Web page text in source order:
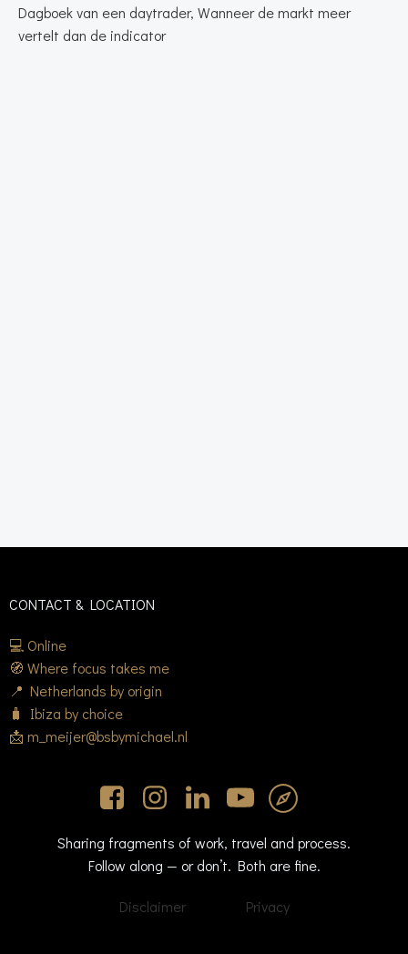
Dagboek van een daytrader, Wanneer de markt meer
vertelt dan de indicator
CONTACT & LOCATION
💻 Online
🧭 Where focus takes me
📍 Netherlands by origin
🧳 Ibiza by choice
📩 m_meijer@bsbymichael.nl
Sharing fragments of work, travel and process.
Follow along — or don’t. Both are fine.
Disclaimer Privacy